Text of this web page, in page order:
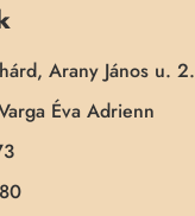
Arany János u. 2.
Éva Adrienn